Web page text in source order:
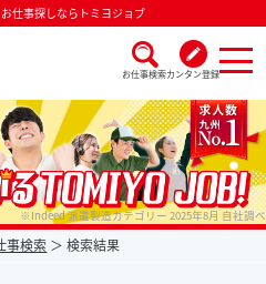
仕事探しならトミヨジョブ
お仕事検索カンタン登録
※Indeed 派遣製造カテゴリー 2025年8月 自社調べ
事検索 検索結果